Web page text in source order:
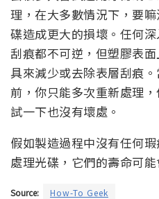
理，在大多數情況下，要
碟造成更大的損壞。任何
刮痕都不可逆，但塑膠表
具來減少或去除表層刮痕
前，你只能多次重新處理
試一下也沒有壞處。
假如製造過程中沒有任何
處理光碟，它們的壽命可能
Source:
How-To Geek